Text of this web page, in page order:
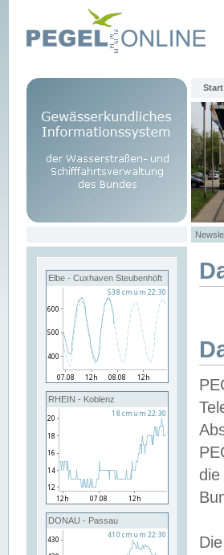
Start
Elbe - Cuxhaven Steubenhöft
RHEIN - Koblenz
DONAU - Passau